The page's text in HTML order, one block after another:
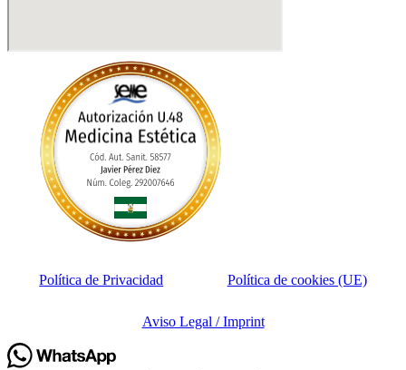
Política de Privacidad Política de cookies (UE)
Aviso Legal / Imprint